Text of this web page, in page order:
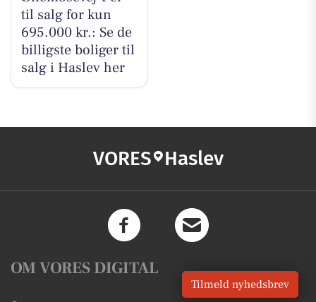
til salg for kun
695.000 kr.: Se de
billigste boliger til
salg i Haslev her
VORES Haslev
OM VORES DIGITAL
Tilmeld nyhedsbrev